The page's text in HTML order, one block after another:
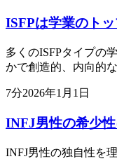
ISFPは学業のト
多くのISFPタイプの
かで創造的、内向的
7分2026年1月1日
INFJ男性の希少
INFJ男性の独自性を